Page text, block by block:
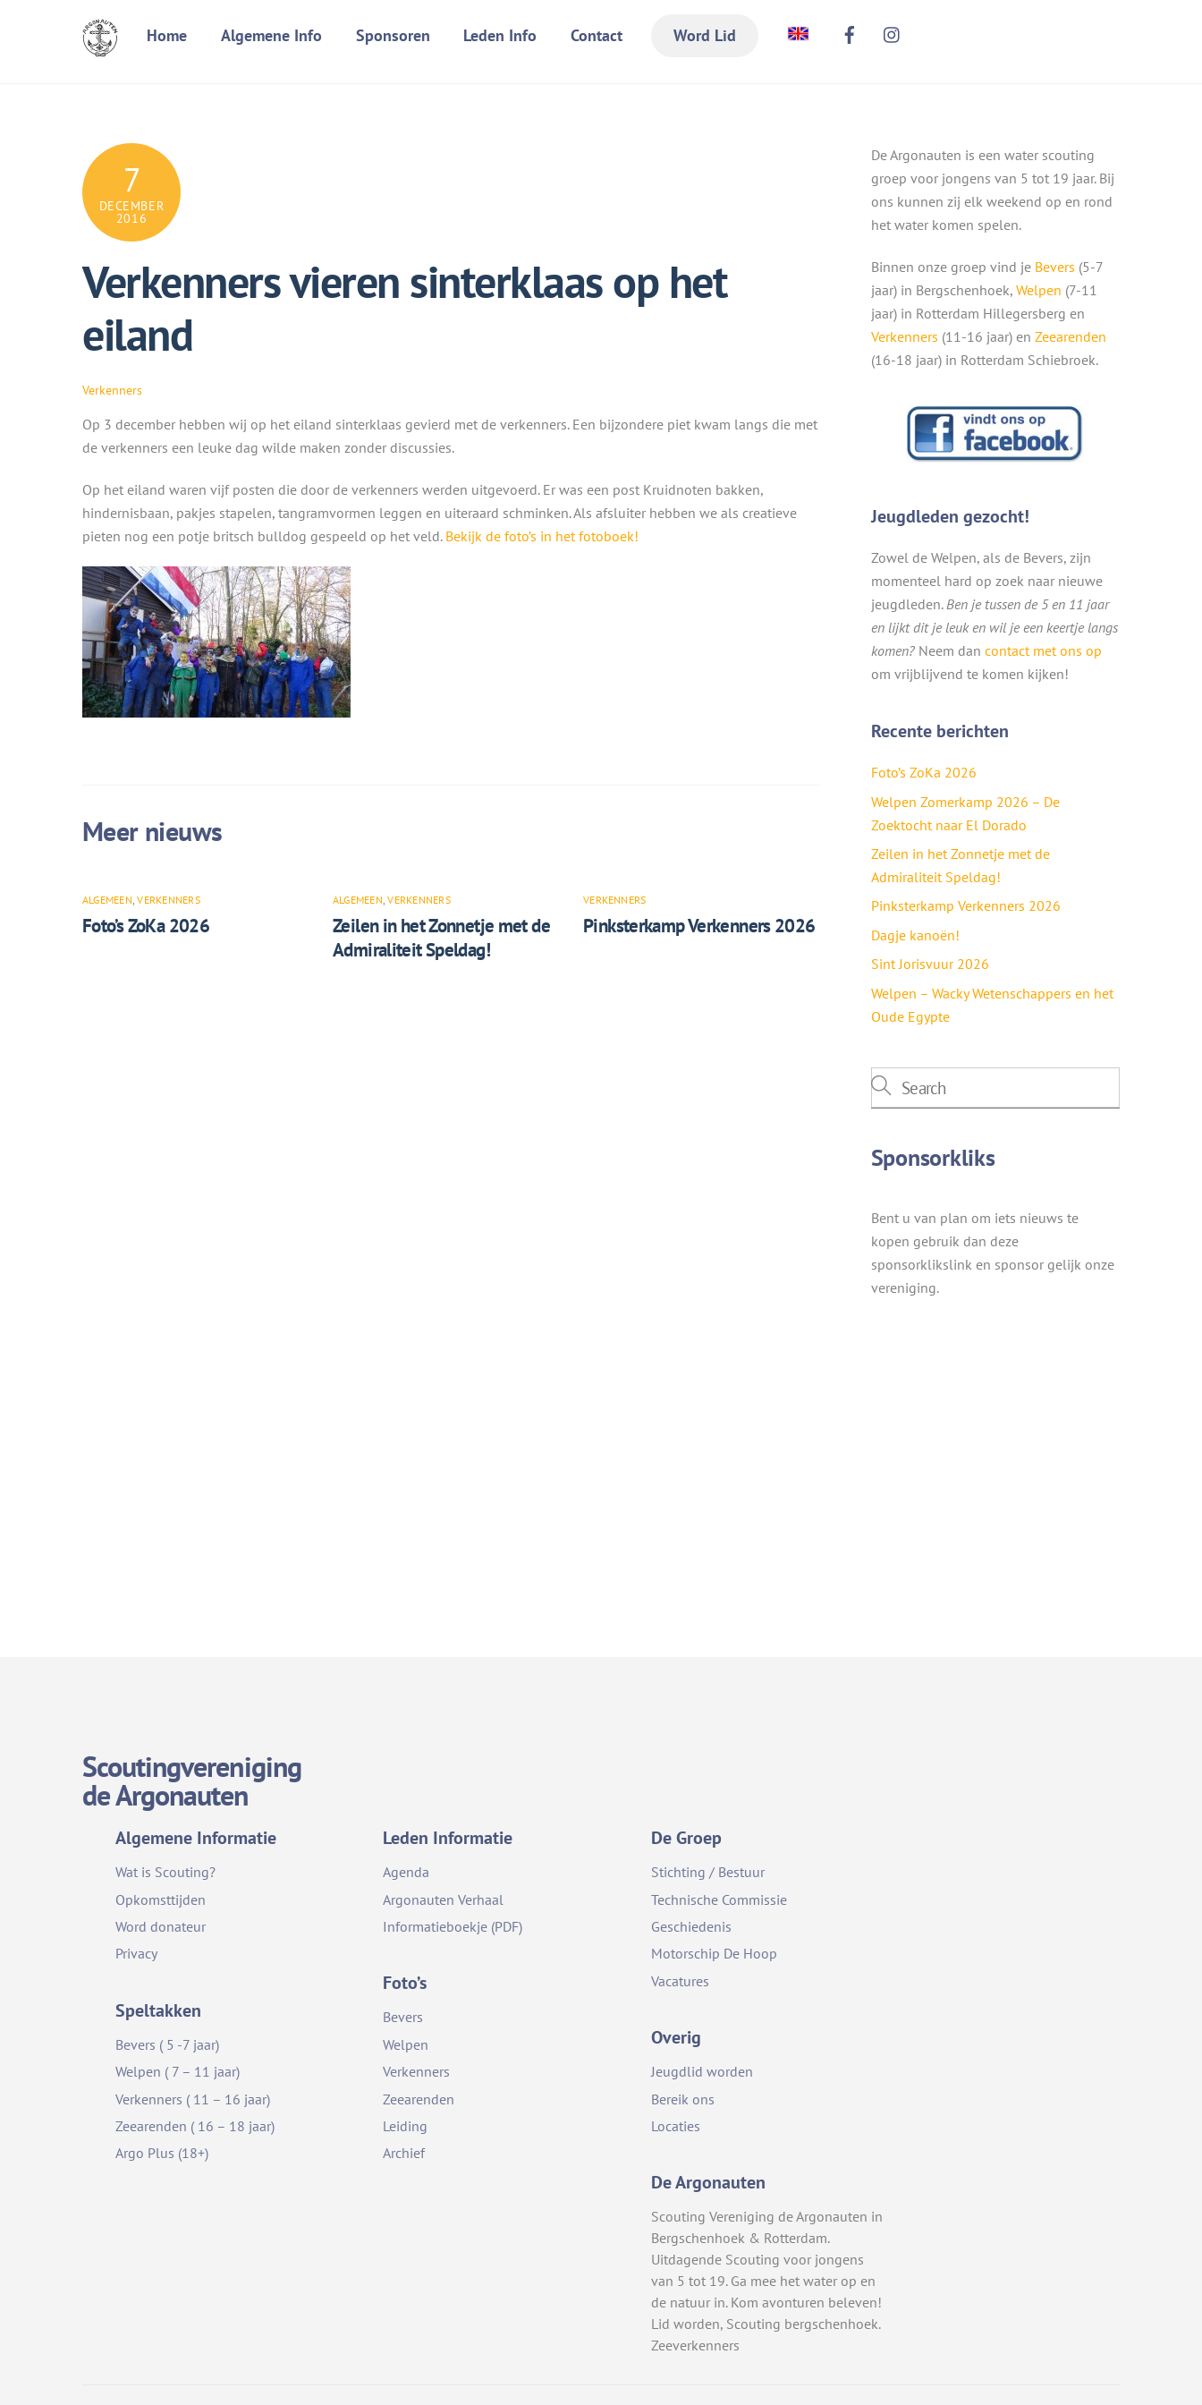
Home Algemene Info Sponsoren Leden Info Contact Word Lid
7
DECEMBER
2016
Verkenners vieren sinterklaas op het
eiland
Verkenners
Op 3 december hebben wij op het eiland sinterklaas gevierd met de verkenners. Een bijzondere piet kwam langs die met
de verkenners een leuke dag wilde maken zonder discussies.
Op het eiland waren vijf posten die door de verkenners werden uitgevoerd. Er was een post Kruidnoten bakken,
hindernisbaan, pakjes stapelen, tangramvormen leggen en uiteraard schminken. Als afsluiter hebben we als creatieve
pieten nog een potje britsch bulldog gespeeld op het veld. Bekijk de foto’s in het fotoboek!
ALGEMEEN ,VERKENNERS
Foto’s ZoKa 2026
ALGEMEEN ,VERKENNERS
Zeilen in het Zonnetje met de
Admiraliteit Speldag!
VERKENNERS
Pinksterkamp Verkenners 2026
De Argonauten is een water scouting
groep voor jongens van 5 tot 19 jaar. Bij
ons kunnen zij elk weekend op en rond
het water komen spelen.
Binnen onze groep vind je Bevers (5-7
jaar) in Bergschenhoek, Welpen (7-11
jaar) in Rotterdam Hillegersberg en
Verkenners (11-16 jaar) en Zeearenden
(16-18 jaar) in Rotterdam Schiebroek.
Jeugdleden gezocht!
Zowel de Welpen, als de Bevers, zijn
momenteel hard op zoek naar nieuwe
jeugdleden. Ben je tussen de 5 en 11 jaar
en lijkt dit je leuk en wil je een keertje langs
komen?Neem dan contact met ons op
om vrijblijvend te komen kijken!
Recente berichten
Foto’s ZoKa 2026
Welpen Zomerkamp 2026 – De
Zoektocht naar El Dorado
Zeilen in het Zonnetje met de
Admiraliteit Speldag!
Pinksterkamp Verkenners 2026
Dagje kanoën!
Sint Jorisvuur 2026
Welpen – Wacky Wetenschappers en het
Oude Egypte
Sponsorkliks
Bent u van plan om iets nieuws te
kopen gebruik dan deze
sponsorklikslink en sponsor gelijk onze
vereniging.
Scoutingvereniging
de Argonauten
Algemene Informatie
Wat is Scouting?
Opkomsttijden
Word donateur
Privacy
Speltakken
Bevers ( 5 -7 jaar)
Welpen ( 7 – 11 jaar)
Verkenners ( 11 – 16 jaar)
Zeearenden ( 16 – 18 jaar)
Argo Plus (18+)
Leden Informatie
Agenda
Argonauten Verhaal
Informatieboekje (PDF)
Foto’s
Bevers
Welpen
Verkenners
Zeearenden
Leiding
Archief
De Groep
Stichting / Bestuur
Technische Commissie
Geschiedenis
Motorschip De Hoop
Vacatures
Overig
Jeugdlid worden
Bereik ons
Locaties
De Argonauten
Scouting Vereniging de Argonauten in
Bergschenhoek & Rotterdam.
Uitdagende Scouting voor jongens
van 5 tot 19. Ga mee het water op en
de natuur in. Kom avonturen beleven!
Lid worden, Scouting bergschenhoek.
Zeeverkenners